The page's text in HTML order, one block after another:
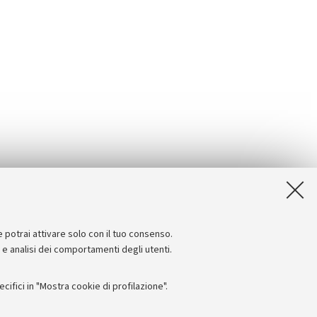
attivare solo con il tuo consenso.
analisi dei comportamenti degli utenti.
in "Mostra cookie di profilazione".